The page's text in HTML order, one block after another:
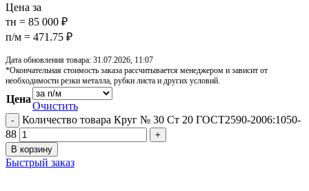
Цена за
тн = 85 000 ₽
п/м = 471.75 ₽
Дата обновления товара: 31.07.2026, 11:07
*Окончательная стоимость заказа рассчитывается менеджером и зависит от
необходимости резки металла, рубки листа и других условий.
Цена
Очистить
Количество товара Круг № 30 Ст 20 ГОСТ2590-2006:1050-
88
В корзину
Быстрый заказ